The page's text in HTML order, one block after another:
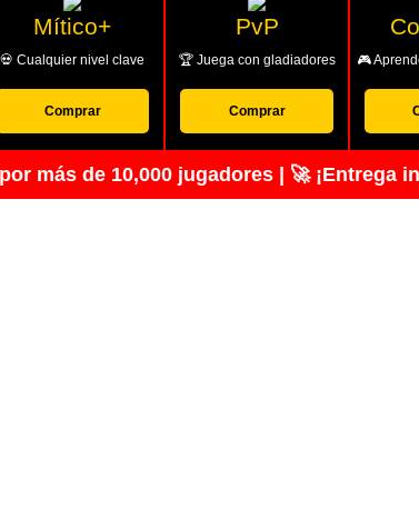
Mítico+
💀 Cualquier nivel clave
Comprar
PvP
🏆 Juega con gladiadores
Comprar
🎮
más de 10,000 jugadores | 🚀 ¡Entrega